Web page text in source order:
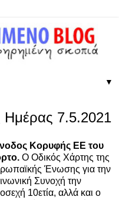
▼
Ημέρας 7.5.2021
Κορυφής ΕΕ του
Ο Οδικός Χάρτης της
Ένωσης για την
Συνοχή την
10ετία, αλλά και ο